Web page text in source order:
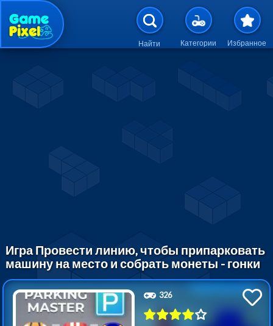
Перейти к основному
Найти Категории Избранное
Игра Провести линию, чтобы припарковать
машину на место и собрать монеты - гонки
326